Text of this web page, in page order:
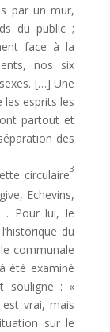
par un mur,
du public ;
face à la
nos six
[…] Une
esprits les
partout et
des
circulaire3
Echevins,
. Pour lui, le
du
communale
été examiné
souligne : «
vrai, mais
sur le